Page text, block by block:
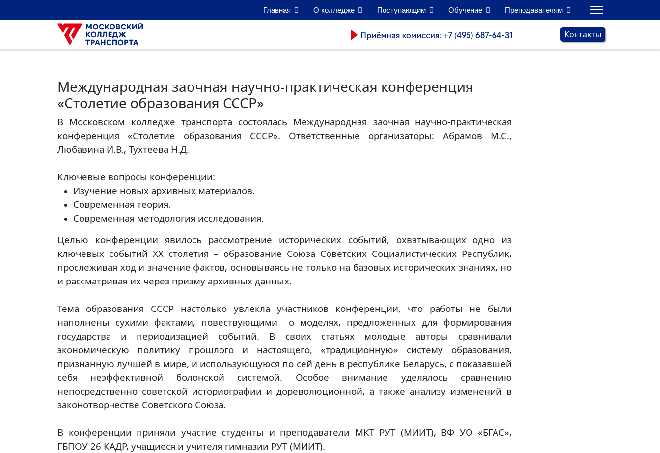
Главная О колледже Поступающим Обучение Преподавателям
Контакты
Международная заочная научно-практическая конференция
«Столетие образования СССР»
В Московском колледже транспорта состоялась Международная заочная научно-практическая
конференция «Столетие образования СССР». Ответственные организаторы: Абрамов М.С.,
Любавина И.В., Тухтеева Н.Д.
Ключевые вопросы конференции:
Изучение новых архивных материалов.
Современная теория.
Современная методология исследования.
Целью конференции явилось рассмотрение исторических событий, охватывающих одно из
ключевых событий XX столетия – образование Союза Советских Социалистических Республик,
прослеживая ход и значение фактов, основываясь не только на базовых исторических знаниях, но
и рассматривая их через призму архивных данных.
Тема образования СССР настолько увлекла участников конференции, что работы не были
наполнены сухими фактами, повествующими о моделях, предложенных для формирования
государства и периодизацией событий. В своих статьях молодые авторы сравнивали
экономическую политику прошлого и настоящего, «традиционную» систему образования,
признанную лучшей в мире, и использующуюся по сей день в республике Беларусь, с показавшей
себя неэффективной болонской системой. Особое внимание уделялось сравнению
непосредственно советской историографии и дореволюционной, а также анализу изменений в
законотворчестве Советского Союза.
В конференции приняли участие студенты и преподаватели МКТ РУТ (МИИТ), ВФ УО «БГАС»,
ГБПОУ 26 КАДР, учащиеся и учителя гимназии РУТ (МИИТ).